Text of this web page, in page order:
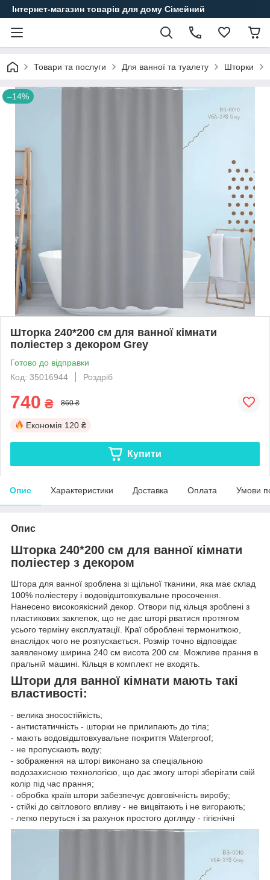
Інтернет-магазин товарів для дому Сімейний
Товари та послуги Для ванної та туалету Шторки
–14%
Шторка 240*200 см для ванної кімнати
поліестер з декором Grey
Готово до відправки
Код: 35016944
Роздріб
740 ₴ 860 ₴
Економія 120 ₴
Купити
Опис Характеристики Доставка Оплата Умови
Опис
Шторка 240*200 см для ванної кімнати
поліестер з декором
Штора для ванної зроблена зі щільної тканини, яка має склад
100% поліестеру і водовідштовхувальне просочення.
Нанесено високоякісний декор. Отвори під кільця зроблені з
пластикових заклепок, що не дає шторі рватися протягом
усього терміну експлуатації. Краї оброблені термониткою,
внаслідок чого не розпускається. Розмір точно відповідає
заявленому ширина 240 см висота 200 см. Можливе прання в
пральній машині. Кільця в комплект не входять.
Штори для ванної кімнати мають такі
властивості:
- велика зносостійкість;
- антистатичність - шторки не прилипають до тіла;
- мають водовідштовхувальне покриття Waterproof;
- не пропускають воду;
- зображення на шторі виконано за спеціальною
водозахисною технологією, що дає змогу шторі зберігати свій
колір під час прання;
- обробка країв штори забезпечує довговічність виробу;
- стійкі до світлового впливу - не вицвітають і не вигорають;
- легко перуться і за рахунок простого догляду - гігієнічні